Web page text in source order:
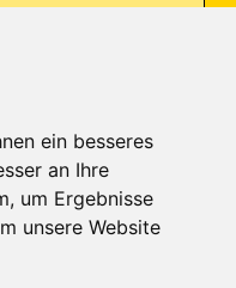
ein besseres
an Ihre
um Ergebnisse
unsere Website
Besitzer irreversibel
-Nach oben